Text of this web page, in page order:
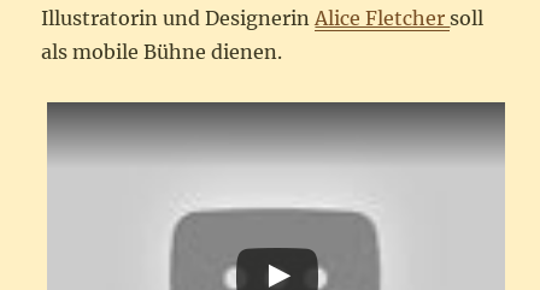
Illustratorin und DesignerinAlice Fletchersoll
als mobile Bühne dienen.